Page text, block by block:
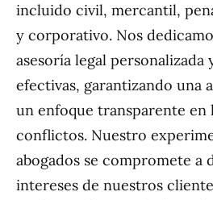
incluido civil, mercantil,
y corporativo. Nos
asesoría legal personalizada
efectivas, garantizando una
un enfoque transparente en
conflictos. Nuestro
abogados se compromete a
intereses de nuestros